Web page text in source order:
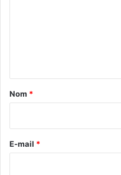
a
e
Nom *
E-mail *